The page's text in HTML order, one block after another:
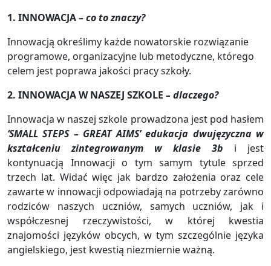
1. INNOWACJA– co to znaczy?
Innowacją określimy każde nowatorskie rozwiązanie
programowe, organizacyjne lub metodyczne, którego
celem jest poprawa jakości pracy szkoły.
2. INNOWACJA W NASZEJ SZKOLE – dlaczego?
Innowacja w naszej szkole prowadzona jest pod hasłem
‘SMALL STEPS – GREAT AIMS’ edukacja dwujęzyczna w
kształceniu zintegrowanym w klasie 3b i jest
kontynuacją Innowacji o tym samym tytule sprzed
trzech lat. Widać więc jak bardzo założenia oraz cele
zawarte w innowacji odpowiadają na potrzeby zarówno
rodziców naszych uczniów, samych uczniów, jak i
współczesnej rzeczywistości, w której kwestia
znajomości języków obcych, w tym szczególnie języka
angielskiego, jest kwestią niezmiernie ważną.